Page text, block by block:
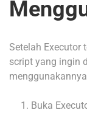
Setelah Executor
script yang ingin
Buka